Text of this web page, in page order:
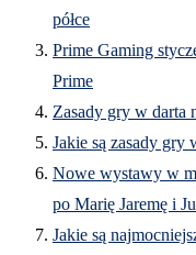
półce
Prime Gaming
Prime
Zasady gry w darta
Jakie są zasady gry
Nowe wystawy w
po Marię Jaremę i
Jakie są